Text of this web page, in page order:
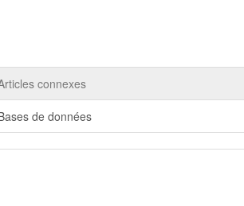
connexes
de données